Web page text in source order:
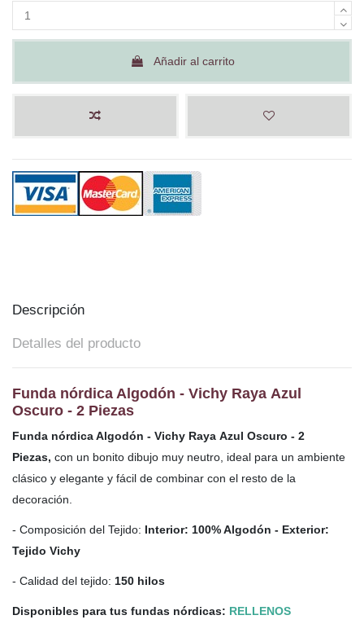
Añadir al carrito
Descripción
Detalles del producto
Funda nórdica Algodón - Vichy Raya Azul
Oscuro - 2 Piezas
Funda nórdica Algodón - Vichy Raya Azul Oscuro - 2
Piezas, con un bonito dibujo muy neutro, ideal para un ambiente
clásico y elegante y fácil de combinar con el resto de la
decoración.
- Composición del Tejido: Interior: 100% Algodón - Exterior:
Tejido Vichy
- Calidad del tejido: 150 hilos
Disponibles para tus fundas nórdicas: RELLENOS